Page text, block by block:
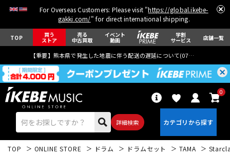
For Overseas Customers: Please visit "https://global.ikebe-
gakki.com/" for direct international shipping.
TOP 買う
ストア
売る
中古買取
イベント
動画
学割
サービス 店舗一覧
【重要】熊本県で発生した地震に伴う配送の遅延について(07月29日
詳細検索
0
TOP ONLINE STORE ドラム ドラムセット TAMA